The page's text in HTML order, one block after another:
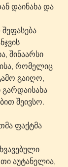
დაინახა და
შინაარსი
რომელიც
გაიღო,
შეივსო.
ფაქტმა
აუტანელია,